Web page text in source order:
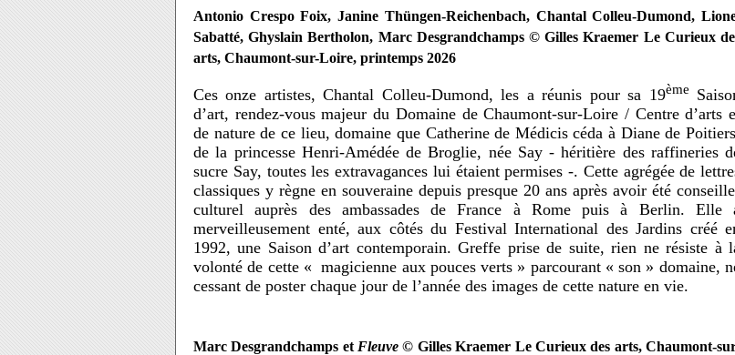
Antonio Crespo Foix, Janine Thüngen-Reichenbach, Chantal Colleu-Dumond,
Sabatté, Ghyslain Bertholon, Marc Desgrandchamps © Gilles Kraemer Le Curieux
arts, Chaumont-sur-Loire, printemps 2026
Ces onze artistes, Chantal Colleu-Dumond, les a réunis pour sa 19ème
d’art, rendez-vous majeur du Domaine de Chaumont-sur-Loire / Centre d’arts
de nature de ce lieu, domaine que Catherine de Médicis céda à Diane de
de la princesse Henri-Amédée de Broglie, née Say - héritière des raffineries
sucre Say, toutes les extravagances lui étaient permises -. Cette agrégée de
classiques y règne en souveraine depuis presque 20 ans après avoir été
culturel auprès des ambassades de France à Rome puis à Berlin. Elle
merveilleusement enté, aux côtés du Festival International des Jardins créé
1992, une Saison d’art contemporain. Greffe prise de suite, rien ne résiste à
volonté de cette « magicienne aux pouces verts » parcourant « son » domaine,
cessant de poster chaque jour de l’année des images de cette nature en vie.
Marc Desgrandchamps et Fleuve © Gilles Kraemer Le Curieux des arts, Chaumont-